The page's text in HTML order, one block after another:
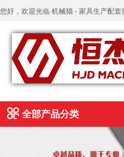
您好，欢迎光临·机械猫 - 家具生产配套
全部产品分类